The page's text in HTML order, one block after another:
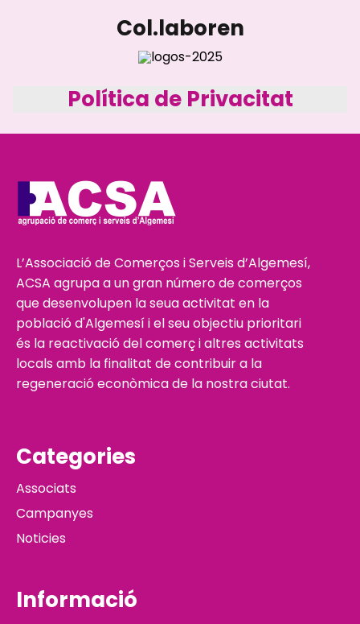
Col.laboren
Política de Privacitat
L’Associació de Comerços i Serveis d’Algemesí,
ACSA agrupa a un gran número de comerços
que desenvolupen la seua activitat en la
població d'Algemesí i el seu objectiu prioritari
és la reactivació del comerç i altres activitats
locals amb la finalitat de contribuir a la
regeneració econòmica de la nostra ciutat.
Categories
Associats
Campanyes
Noticies
Informació